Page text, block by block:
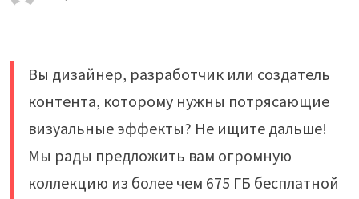
Вы дизайнер, разработчик или создатель
контента, которому нужны потрясающие
визуальные эффекты? Не ищите дальше!
Мы рады предложить вам огромную
коллекцию из более чем 675 ГБ бесплатной